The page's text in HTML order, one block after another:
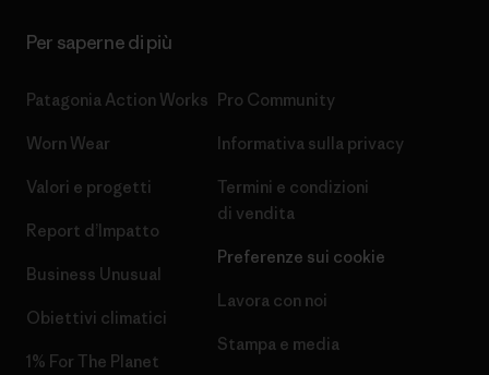
Per saperne di più
Patagonia Action Works
Worn Wear
Valori e progetti
Report d’Impatto
Business Unusual
Obiettivi climatici
1% For The Planet
Pro Community
Informativa sulla privacy
Termini e condizioni
di vendita
Preferenze sui cookie
Lavora con noi
Stampa e media